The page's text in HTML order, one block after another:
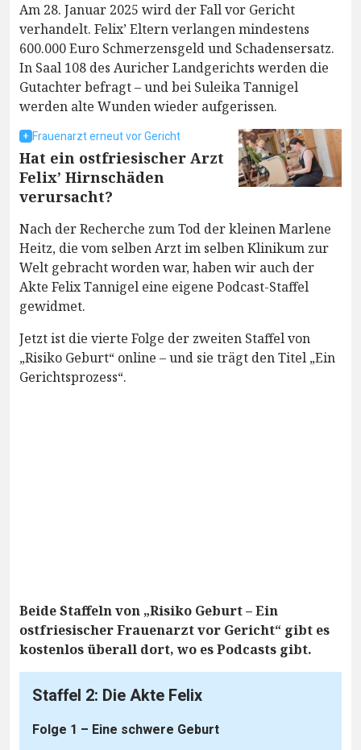
Am 28. Januar 2025 wird der Fall vor Gericht
verhandelt. Felix’ Eltern verlangen mindestens
600.000 Euro Schmerzensgeld und Schadensersatz.
In Saal 108 des Auricher Landgerichts werden die
Gutachter befragt – und bei Suleika Tannigel
werden alte Wunden wieder aufgerissen.
Frauenarzt erneut vor Gericht
Hat ein ostfriesischer Arzt
Felix’ Hirnschäden
verursacht?
Nach der Recherche zum Tod der kleinen Marlene
Heitz, die vom selben Arzt im selben Klinikum zur
Welt gebracht worden war, haben wir auch der
Akte Felix Tannigel eine eigene Podcast-Staffel
gewidmet.
Jetzt ist die vierte Folge der zweiten Staffel von
„Risiko Geburt“ online – und sie trägt den Titel „Ein
Gerichtsprozess“.
Beide Staffeln von „Risiko Geburt – Ein
ostfriesischer Frauenarzt vor Gericht“ gibt es
kostenlos überall dort, wo es Podcasts gibt.
Staffel 2: Die Akte Felix
Folge 1 – Eine schwere Geburt